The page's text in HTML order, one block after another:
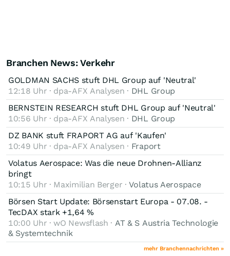
Branchen News: Verkehr
GOLDMAN SACHS stuft DHL Group auf 'Neutral'
12:18 Uhr · dpa-AFX Analysen · DHL Group
BERNSTEIN RESEARCH stuft DHL Group auf 'Neutral'
10:56 Uhr · dpa-AFX Analysen · DHL Group
DZ BANK stuft FRAPORT AG auf 'Kaufen'
10:49 Uhr · dpa-AFX Analysen · Fraport
Volatus Aerospace: Was die neue Drohnen-Allianz
bringt
10:15 Uhr · Maximilian Berger ·Volatus Aerospace
Börsen Start Update: Börsenstart Europa - 07.08. -
TecDAX stark +1,64 %
10:00 Uhr · wO Newsflash · AT & S Austria Technologie
& Systemtechnik
mehr Branchennachrichten »